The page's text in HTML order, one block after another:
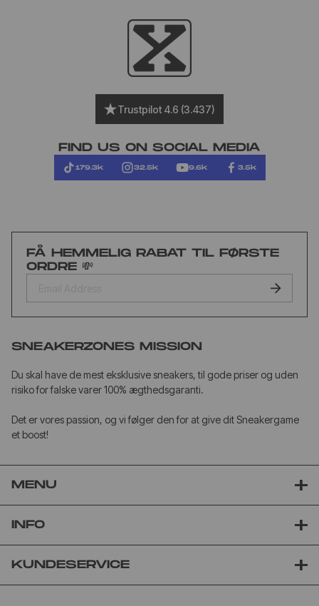
Trustpilot 4.6 (3.437)
FIND US ON SOCIAL MEDIA
179.3k 32.5k 9.6k 3.5k
FÅ HEMMELIG RABAT TIL FØRSTE
ORDRE 💸
SNEAKERZONES MISSION
Du skal have de mest eksklusive sneakers, til gode priser og uden
risiko for falske varer 100% ægthedsgaranti.
Det er vores passion, og vi følger den for at give dit Sneakergame
et boost!
MENU
INFO
KUNDESERVICE